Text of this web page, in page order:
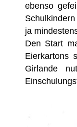
ebenso
ja
Den Start
Eierkartons
Girlande